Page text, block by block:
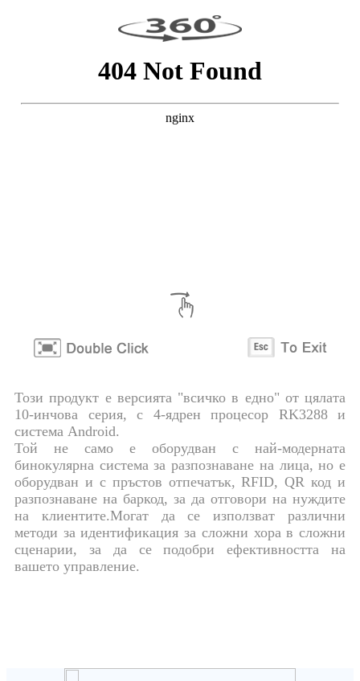
Този продукт е версията "всичко в едно" от цялата
10-инчова серия, с 4-ядрен процесор RK3288 и
система Android.
Той не само е оборудван с най-модерната
бинокулярна система за разпознаване на лица, но е
оборудван и с пръстов отпечатък, RFID, QR код и
разпознаване на баркод, за да отговори на нуждите
на клиентите.Могат да се използват различни
методи за идентификация за сложни хора в сложни
сценарии, за да се подобри ефективността на
вашето управление.